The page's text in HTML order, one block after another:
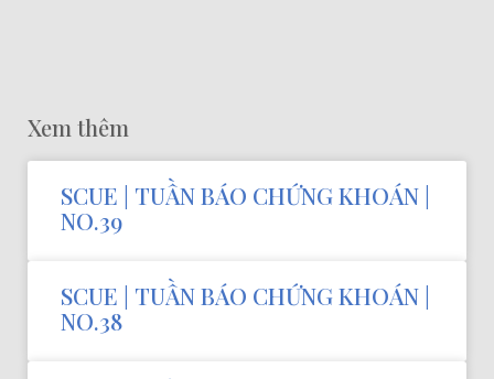
Xem thêm
SCUE | TUẦN BÁO CHỨNG KHOÁN |
NO.39
SCUE | TUẦN BÁO CHỨNG KHOÁN |
NO.38